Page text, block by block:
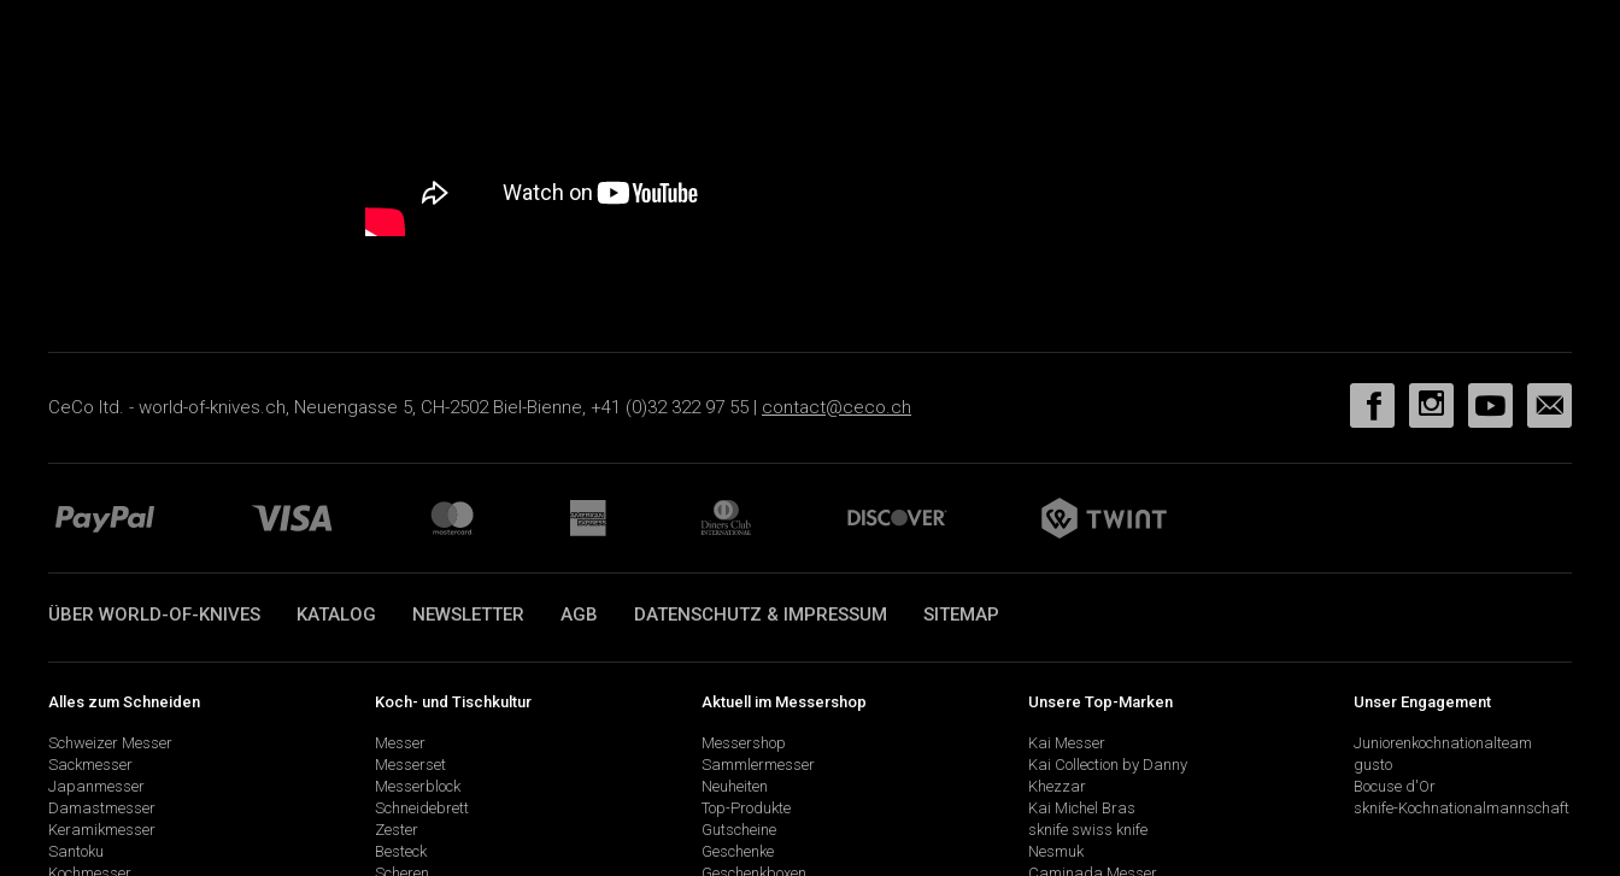
CeCo ltd. - world-of-knives.ch, Neuengasse 5, CH-2502 Biel-Bienne, +41 (0)32 322 97 55 | contact@ceco.ch
ÜBER WORLD-OF-KNIVES KATALOG NEWSLETTER AGB DATENSCHUTZ & IMPRESSUM SITEMAP
Alles zum Schneiden
Schweizer Messer
Sackmesser
Japanmesser
Damastmesser
Keramikmesser
Santoku
Koch- und Tischkultur
Messer
Messerset
Messerblock
Schneidebrett
Zester
Besteck
Aktuell im Messershop
Messershop
Sammlermesser
Neuheiten
Top-Produkte
Gutscheine
Geschenke
Unsere Top-Marken
Kai Messer
Kai Collection by Danny
Khezzar
Kai Michel Bras
sknife swiss knife
Nesmuk
Unser Engagement
Juniorenkochnationalteam
gusto
Bocuse d'Or
sknife-Kochnationalmannschaft